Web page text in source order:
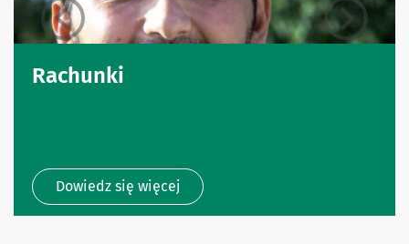
Rachunki
Dowiedz się więcej